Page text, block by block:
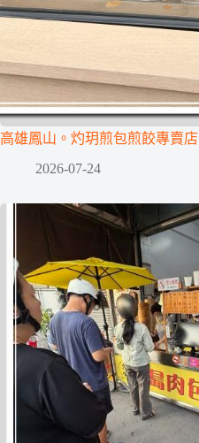
高雄鳳山。灼玥煎包煎餃專賣店
2026-07-24